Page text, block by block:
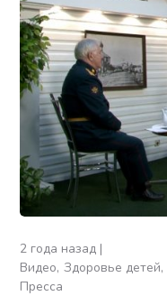
2 года назад
Видео Здоровье детей
Пресса